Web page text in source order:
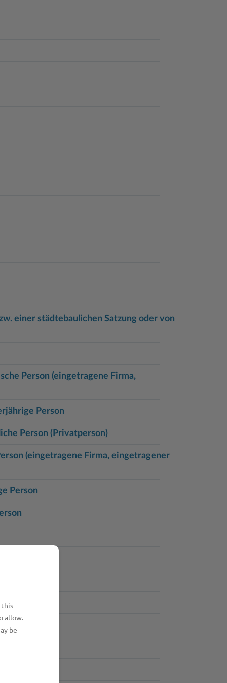
einer städtebaulichen Satzung oder von
Person (eingetragene Firma,
Person
Person (Privatperson)
(eingetragene Firma, eingetragener
Person
this
allow.
be